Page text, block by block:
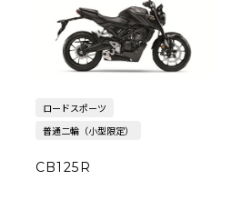
ロードスポーツ
普通二輪（小型限定）
CB125R